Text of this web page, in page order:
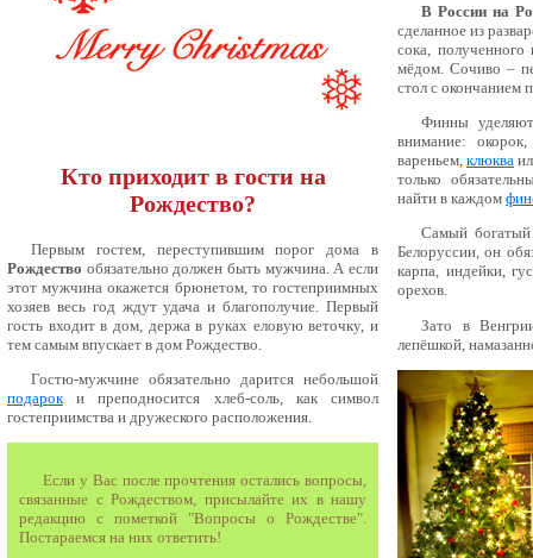
Кто приходит в гости на
Рождество?
Первым гостем, переступившим порог дома в
Рождество обязательно должен быть мужчина. А если
этот мужчина окажется брюнетом, то гостеприимных
хозяев весь год ждут удача и благополучие. Первый
гость входит в дом, держа в руках еловую веточку, и
тем самым впускает в дом Рождество.
Гостю-мужчине обязательно дарится небольшой
подарок и преподносится хлеб-соль, как символ
гостеприимства и дружеского расположения.
Если у Вас после прочтения остались вопросы,
связанные с Рождеством, присылайте их в нашу
редакцию с пометкой "Вопросы о Рождестве".
Постараемся на них ответить!
В России на
сделанное из
сока,
мёдом. Сочиво –
стол с окончанием
Финны
внимание:
вареньем, клюква
только
найти в каждом
Самый
Белоруссии, он
карпа, индейки,
орехов.
Зато в
лепёшкой,